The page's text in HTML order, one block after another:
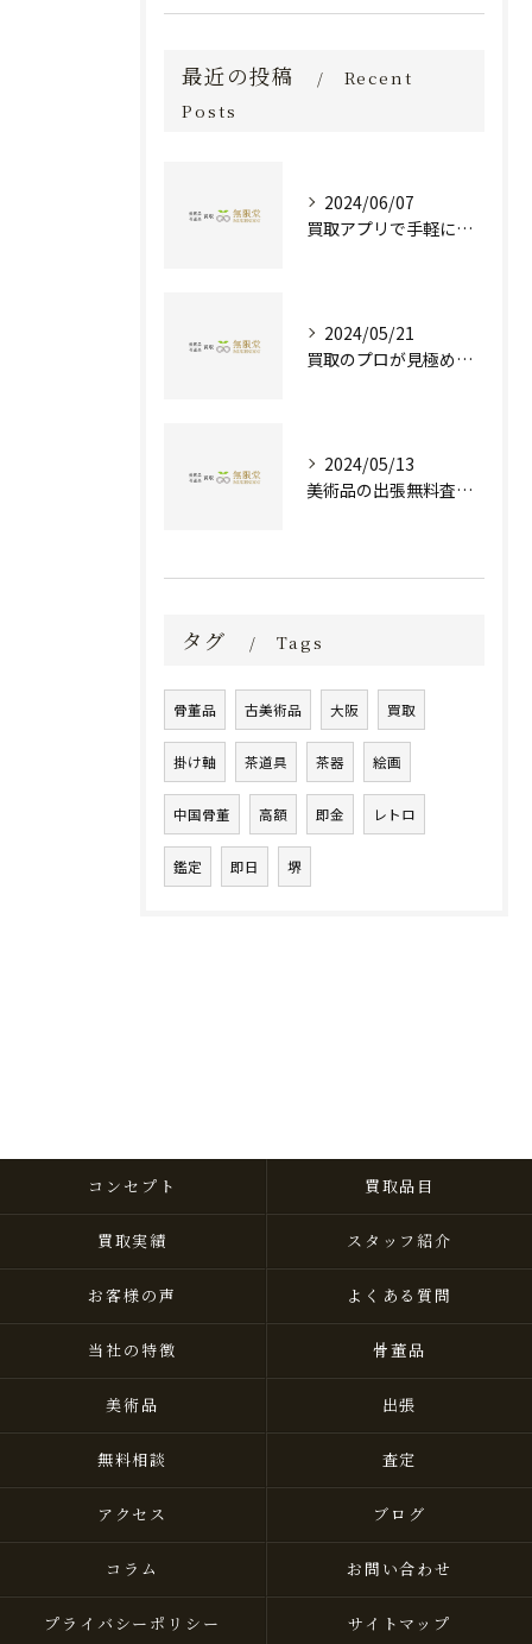
最近の投稿
Recent
Posts
2024/06/07
買取アプリで手軽に現金化！あなたの不要品が宝物に変わる方法とは？
2024/05/21
買取のプロが見極める！骨董品の価値と査定とは？
2024/05/13
美術品の出張無料査定 | 一万点以上の実績で信頼の骨董品買取専門店
タグ Tags
骨董品 古美術品 大阪 買取
掛け軸 茶道具 茶器 絵画
中国骨董 高額 即金 レトロ
鑑定 即日 堺
コンセプト 買取品目
買取実績 スタッフ紹介
お客様の声 よくある質問
当社の特徴 骨董品
美術品 出張
無料相談 査定
アクセス ブログ
コラム お問い合わせ
プライバシーポリシー サイトマップ